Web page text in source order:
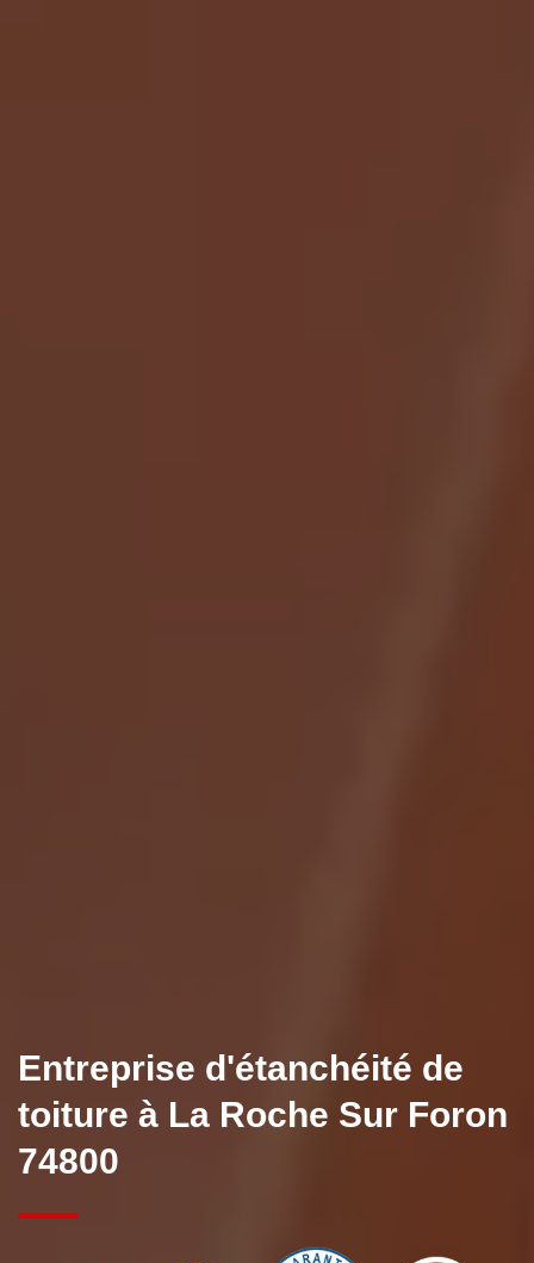
Entreprise d'étanchéité de
toiture à La Roche Sur Foron
74800